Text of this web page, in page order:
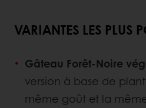
VARIANTES LES PLUS
Gâteau Forêt-Noire
version à base de
même goût et la